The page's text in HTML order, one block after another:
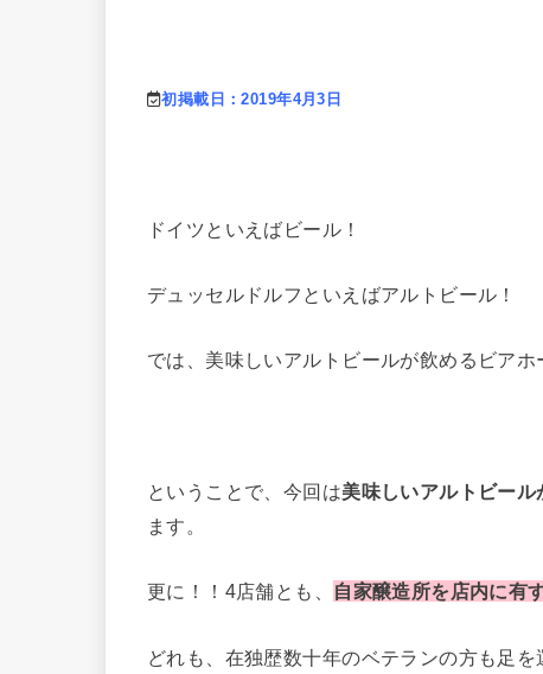
初掲載日：2019年4月3日
ドイツといえばビール！
デュッセルドルフといえばアルトビール！
では、美味しいアルトビールが飲めるビアホ
ということで、今回は美味しいアルトビー
ます。
更に！！4店舗とも、 自家醸造所を店内に有
どれも、在独歴数十年のベテランの方も足を